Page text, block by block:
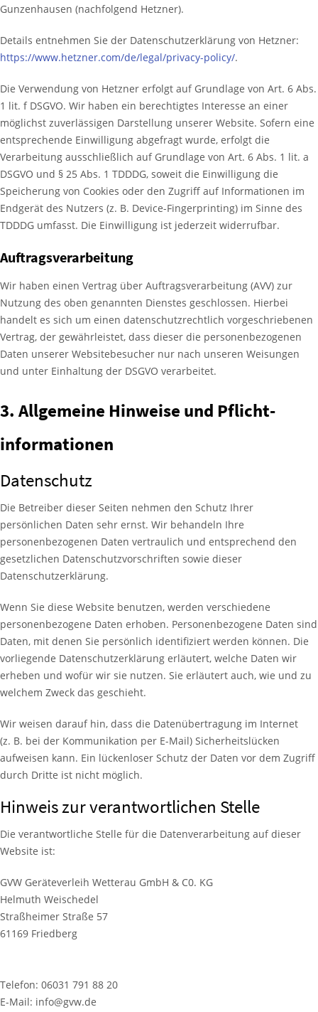
Gunzenhausen (nachfolgend Hetzner).
Details entnehmen Sie der Datenschutzerklärung von Hetzner:
https://www.hetzner.com/de/legal/privacy-policy/.
Die Verwendung von Hetzner erfolgt auf Grundlage von Art. 6 Abs.
1 lit. f DSGVO. Wir haben ein berechtigtes Interesse an einer
möglichst zuverlässigen Darstellung unserer Website. Sofern eine
entsprechende Einwilligung abgefragt wurde, erfolgt die
Verarbeitung ausschließlich auf Grundlage von Art. 6 Abs. 1 lit. a
DSGVO und § 25 Abs. 1 TDDDG, soweit die Einwilligung die
Speicherung von Cookies oder den Zugriff auf Informationen im
Endgerät des Nutzers (z. B. Device-Fingerprinting) im Sinne des
TDDDG umfasst. Die Einwilligung ist jederzeit widerrufbar.
Auftragsverarbeitung
Wir haben einen Vertrag über Auftragsverarbeitung (AVV) zur
Nutzung des oben genannten Dienstes geschlossen. Hierbei
handelt es sich um einen datenschutzrechtlich vorgeschriebenen
Vertrag, der gewährleistet, dass dieser die personenbezogenen
Daten unserer Websitebesucher nur nach unseren Weisungen
und unter Einhaltung der DSGVO verarbeitet.
3. Allgemeine Hinweise und Pflicht­
informationen
Datenschutz
Die Betreiber dieser Seiten nehmen den Schutz Ihrer
persönlichen Daten sehr ernst. Wir behandeln Ihre
personenbezogenen Daten vertraulich und entsprechend den
gesetzlichen Datenschutzvorschriften sowie dieser
Datenschutzerklärung.
Wenn Sie diese Website benutzen, werden verschiedene
personenbezogene Daten erhoben. Personenbezogene Daten sind
Daten, mit denen Sie persönlich identifiziert werden können. Die
vorliegende Datenschutzerklärung erläutert, welche Daten wir
erheben und wofür wir sie nutzen. Sie erläutert auch, wie und zu
welchem Zweck das geschieht.
Wir weisen darauf hin, dass die Datenübertragung im Internet
(z. B. bei der Kommunikation per E-Mail) Sicherheitslücken
aufweisen kann. Ein lückenloser Schutz der Daten vor dem Zugriff
durch Dritte ist nicht möglich.
Hinweis zur verantwortlichen Stelle
Die verantwortliche Stelle für die Datenverarbeitung auf dieser
Website ist:
GVW Geräteverleih Wetterau GmbH & C0. KG
Helmuth Weischedel
Straßheimer Straße 57
61169 Friedberg
Telefon: 06031 791 88 20
E-Mail: info@gvw.de